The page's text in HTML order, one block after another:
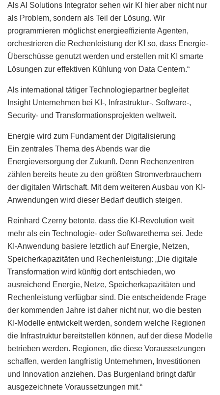
Als AI Solutions Integrator sehen wir KI hier aber nicht nur
als Problem, sondern als Teil der Lösung. Wir
programmieren möglichst energieeffiziente Agenten,
orchestrieren die Rechenleistung der KI so, dass Energie-
Überschüsse genutzt werden und erstellen mit KI smarte
Lösungen zur effektiven Kühlung von Data Centern.“
Als international tätiger Technologiepartner begleitet
Insight Unternehmen bei KI-, Infrastruktur-, Software-,
Security- und Transformationsprojekten weltweit.
Energie wird zum Fundament der Digitalisierung
Ein zentrales Thema des Abends war die
Energieversorgung der Zukunft. Denn Rechenzentren
zählen bereits heute zu den größten Stromverbrauchern
der digitalen Wirtschaft. Mit dem weiteren Ausbau von KI-
Anwendungen wird dieser Bedarf deutlich steigen.
Reinhard Czerny betonte, dass die KI-Revolution weit
mehr als ein Technologie- oder Softwarethema sei. Jede
KI-Anwendung basiere letztlich auf Energie, Netzen,
Speicherkapazitäten und Rechenleistung: „Die digitale
Transformation wird künftig dort entschieden, wo
ausreichend Energie, Netze, Speicherkapazitäten und
Rechenleistung verfügbar sind. Die entscheidende Frage
der kommenden Jahre ist daher nicht nur, wo die besten
KI-Modelle entwickelt werden, sondern welche Regionen
die Infrastruktur bereitstellen können, auf der diese Modelle
betrieben werden. Regionen, die diese Voraussetzungen
schaffen, werden langfristig Unternehmen, Investitionen
und Innovation anziehen. Das Burgenland bringt dafür
ausgezeichnete Voraussetzungen mit.“